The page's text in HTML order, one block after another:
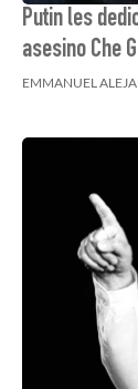
Putin les
asesino Che
EMMANUEL